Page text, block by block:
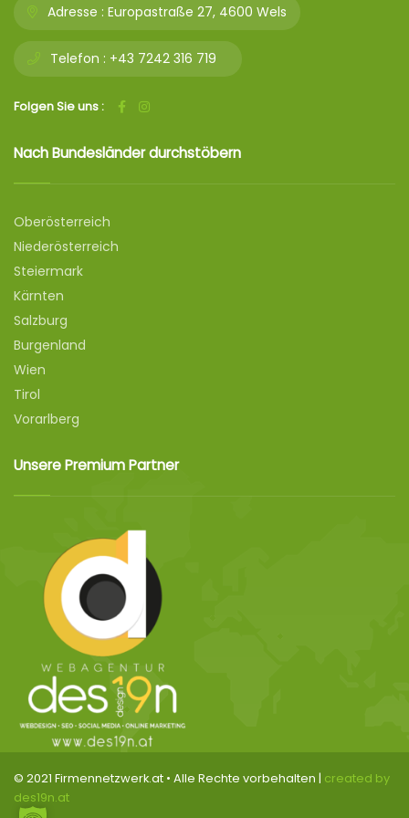
Adresse : Europastraße 27, 4600 Wels
Telefon : +43 7242 316 719
Folgen Sie uns :
Nach Bundesländer durchstöbern
Oberösterreich
Niederösterreich
Steiermark
Kärnten
Salzburg
Burgenland
Wien
Tirol
Vorarlberg
Unsere Premium Partner
© 2021 Firmennetzwerk.at • Alle Rechte vorbehalten | created by
des19n.at